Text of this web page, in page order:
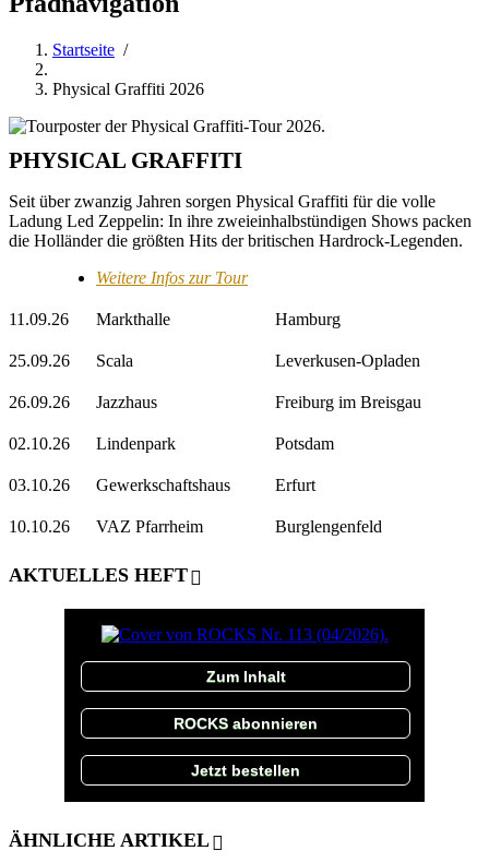
Startseite /
Physical Graffiti 2026
PHYSICAL GRAFFITI
Seit über zwanzig Jahren sorgen Physical Graffiti für die volle
Ladung Led Zeppelin: In ihre zweieinhalbstündigen Shows packen
die Holländer die größten Hits der britischen Hardrock-Legenden.
Weitere Infos zur Tour
11.09.26 Markthalle Hamburg
25.09.26 Scala Leverkusen-Opladen
26.09.26 Jazzhaus Freiburg im Breisgau
02.10.26 Lindenpark Potsdam
03.10.26 Gewerkschaftshaus Erfurt
10.10.26 VAZ Pfarrheim Burglengenfeld
AKTUELLES HEFT
Zum Inhalt
ROCKS abonnieren
Jetzt bestellen
ÄHNLICHE ARTIKEL